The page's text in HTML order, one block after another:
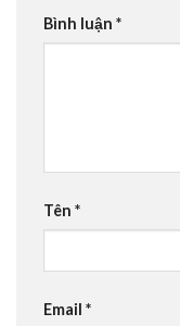
Bình luận *
Tên *
Email *